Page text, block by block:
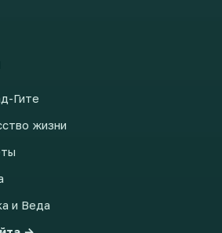
Гите
жизни
и Веда